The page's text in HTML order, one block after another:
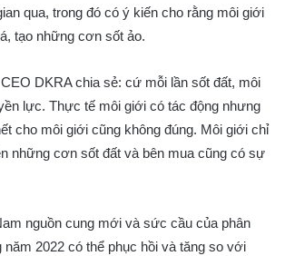
qua, trong đó có ý kiến cho rằng môi giới
tạo những cơn sốt ảo.
DKRA chia sẻ: cứ mỗi lần sốt đất, môi
lực. Thực tế môi giới có tác động nhưng
cho môi giới cũng không đúng. Môi giới chỉ
những cơn sốt đất và bên mua cũng có sự
nguồn cung mới và sức cầu của phân
năm 2022 có thể phục hồi và tăng so với